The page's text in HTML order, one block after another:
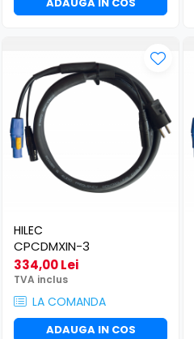
HILEC
CPCDMXIN-3
334,00 Lei
TVA inclus
LA COMANDA
ADAUGA IN COS